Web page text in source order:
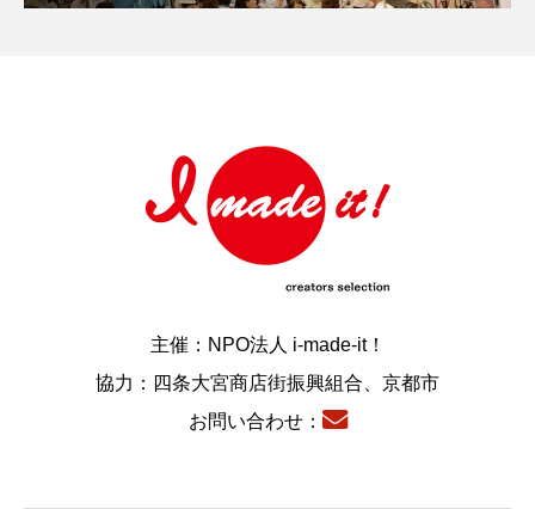
主催：NPO法人 i-made-it！
協力：四条大宮商店街振興組合、京都市
お問い合わせ：